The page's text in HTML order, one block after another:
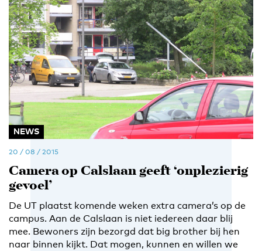
NEWS
20 / 08 / 2015
Camera op Calslaan geeft ‘onplezierig
gevoel’
De UT plaatst komende weken extra camera’s op de
campus. Aan de Calslaan is niet iedereen daar blij
mee. Bewoners zijn bezorgd dat big brother bij hen
naar binnen kijkt. Dat mogen, kunnen en willen we